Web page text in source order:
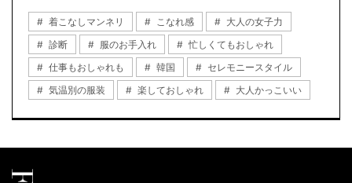
着こなしマンネリ こなれ感
大人の女子力
診断
服のお手入れ
忙しくてもおしゃれ
仕事もおしゃれも
韓国
セレモニースタイル
気温別の服装
楽しておしゃれ 大人かっこいい